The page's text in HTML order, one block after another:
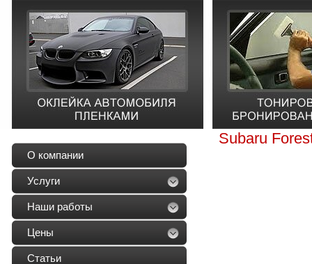
О компании
Услуги
Наши работы
Цены
Статьи
Subaru